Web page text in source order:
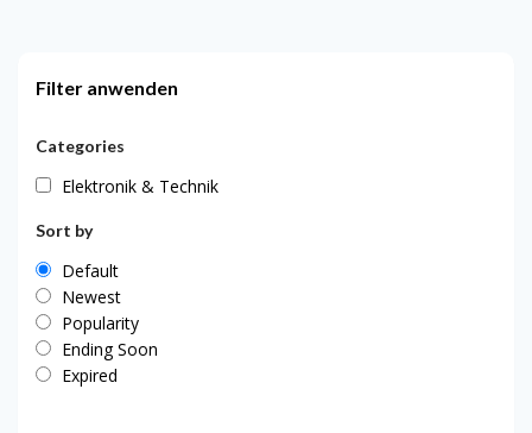
Filter anwenden
Categories
Elektronik & Technik
Sort by
Default
Newest
Popularity
Ending Soon
Expired